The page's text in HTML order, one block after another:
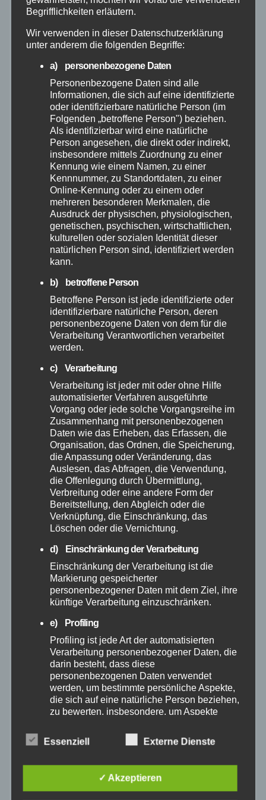
Juli 2026
Juni 2026
April 2026
März 2026
Februar 2026
Januar 2026
Dezember 2025
November 2025
Oktober 2025
September 2025
Juli 2025
Juni 2025
Mai 2025
April 2025
März 2025
Februar 2025
Januar 2025
November 2024
Oktober 2024
September 2024
August 2024
Begrifflichkeiten erläutern.
Wir verwenden in dieser Datenschutzerklärung
unter anderem die folgenden Begriffe:
a) personenbezogene Daten
Personenbezogene Daten sind alle
Informationen, die sich auf eine identifizierte
oder identifizierbare natürliche Person (im
Folgenden „betroffene Person") beziehen.
Als identifizierbar wird eine natürliche
Person angesehen, die direkt oder indirekt,
insbesondere mittels Zuordnung zu einer
Kennung wie einem Namen, zu einer
Kennnummer, zu Standortdaten, zu einer
Online-Kennung oder zu einem oder
mehreren besonderen Merkmalen, die
Ausdruck der physischen, physiologischen,
genetischen, psychischen, wirtschaftlichen,
kulturellen oder sozialen Identität dieser
natürlichen Person sind, identifiziert werden
kann.
b) betroffene Person
Betroffene Person ist jede identifizierte oder
identifizierbare natürliche Person, deren
personenbezogene Daten von dem für die
Verarbeitung Verantwortlichen verarbeitet
werden.
c) Verarbeitung
Verarbeitung ist jeder mit oder ohne Hilfe
automatisierter Verfahren ausgeführte
Vorgang oder jede solche Vorgangsreihe im
Zusammenhang mit personenbezogenen
Daten wie das Erheben, das Erfassen, die
Organisation, das Ordnen, die Speicherung,
die Anpassung oder Veränderung, das
Auslesen, das Abfragen, die Verwendung,
die Offenlegung durch Übermittlung,
Verbreitung oder eine andere Form der
Bereitstellung, den Abgleich oder die
Verknüpfung, die Einschränkung, das
Löschen oder die Vernichtung.
d) Einschränkung der Verarbeitung
Einschränkung der Verarbeitung ist die
Markierung gespeicherter
personenbezogener Daten mit dem Ziel, ihre
künftige Verarbeitung einzuschränken.
e) Profiling
Profiling ist jede Art der automatisierten
Verarbeitung personenbezogener Daten, die
darin besteht, dass diese
personenbezogenen Daten verwendet
werden, um bestimmte persönliche Aspekte,
die sich auf eine natürliche Person beziehen,
zu bewerten, insbesondere, um Aspekte
Lage, Gesundheit, persönlicher Vorlieben,
Interessen, Zuverlässigkeit, Verhalten,
vorherzusagen.
Essenziell Externe Dienste
✓ Akzeptieren